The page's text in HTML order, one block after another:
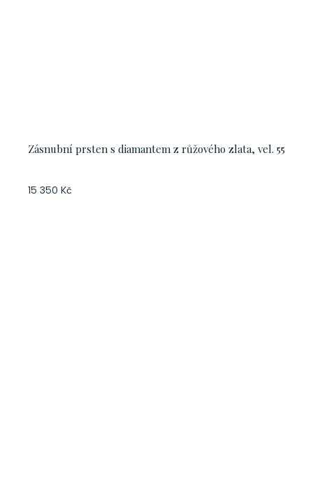
Zásnubní prsten s diamantem z růžového zlata, vel. 55
15 350 Kč